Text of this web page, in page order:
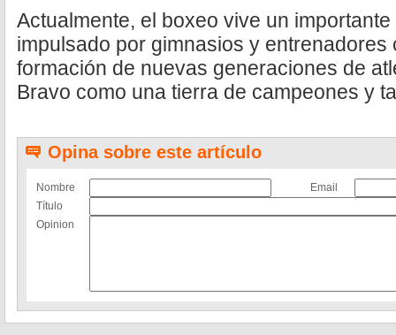
Actualmente, el boxeo vive un
impulsado por gimnasios y entrenadores
formación de nuevas generaciones de
Bravo como una tierra de campeones y
Opina sobre este artículo
Nombre
Email
Título
Opinion